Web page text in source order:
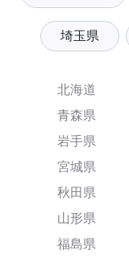
埼玉県
北海道
青森県
岩手県
宮城県
秋田県
山形県
福島県